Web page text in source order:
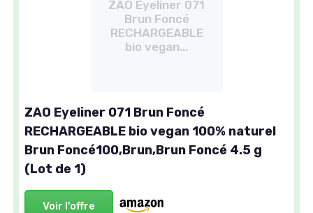
ZAO Eyeliner 071
Brun Foncé
RECHARGEABLE
bio vegan...
ZAO Eyeliner 071 Brun Foncé
RECHARGEABLE bio vegan 100% naturel
Brun Foncé100,Brun,Brun Foncé 4.5 g
(Lot de 1)
Voir l'offre